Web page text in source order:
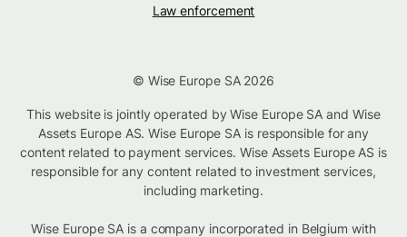
Law enforcement
© Wise Europe SA 2026
This website is jointly operated by Wise Europe SA and Wise
Assets Europe AS. Wise Europe SA is responsible for any
content related to payment services. Wise Assets Europe AS is
responsible for any content related to investment services,
including marketing.
Wise Europe SA is a company incorporated in Belgium with